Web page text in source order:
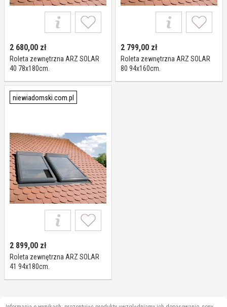
2 680,00 zł
Roleta zewnętrzna ARZ SOLAR
40 78x180cm.
2 799,00 zł
Roleta zewnętrzna ARZ SOLAR
80 94x160cm.
niewiadomski.com.pl
2 899,00 zł
Roleta zewnętrzna ARZ SOLAR
41 94x180cm.